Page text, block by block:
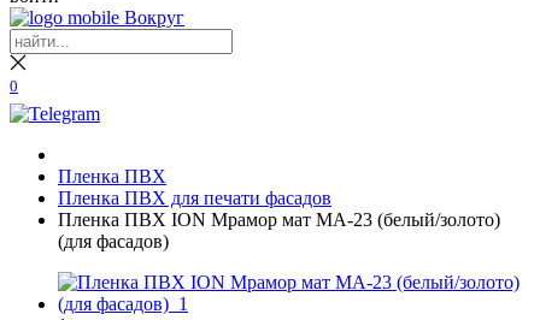
0
Пленка ПВХ
Пленка ПВХ для печати фасадов
Пленка ПВХ ION Мрамор мат MA-23 (белый/золото)
(для фасадов)